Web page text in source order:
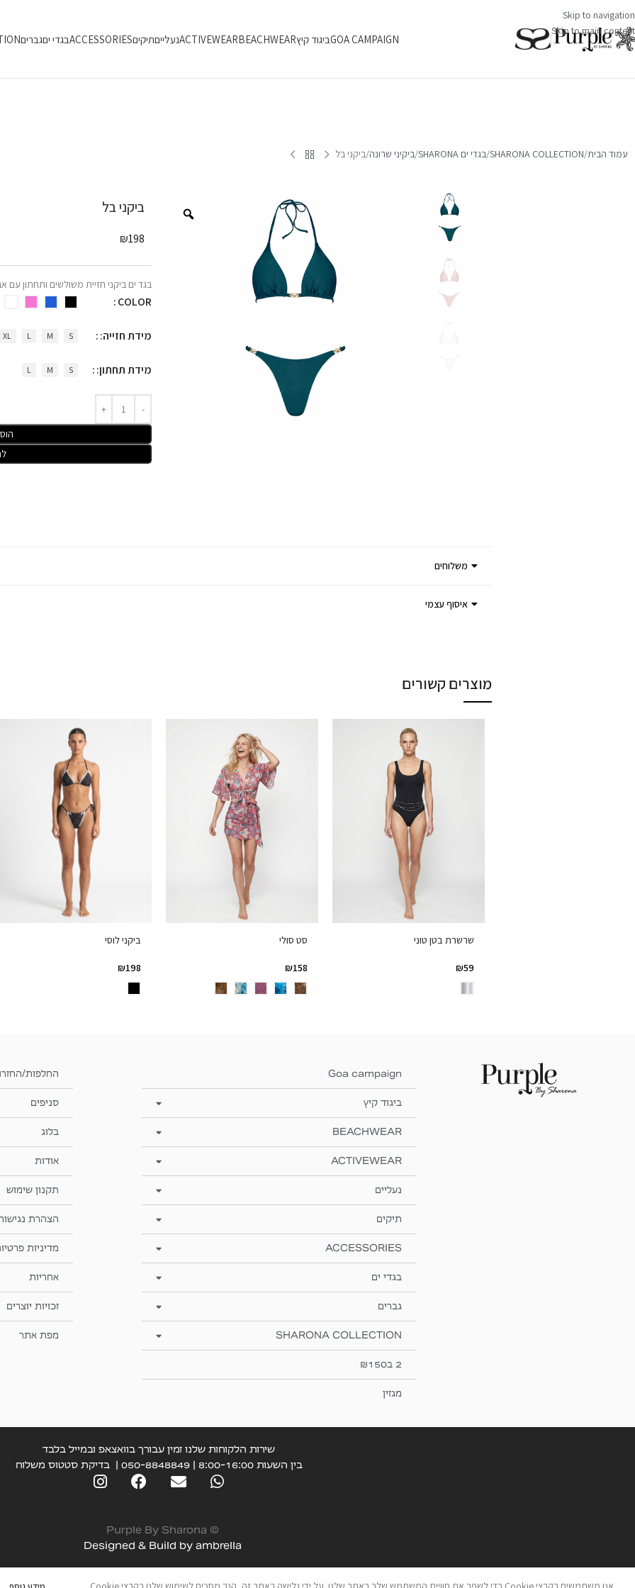
Skip to navigation
Skip to main content
GOA CAMPAIGNביגוד קיץBEACHWEAR
ACTIVEWEARנעלייםתיקיםACCESSORIESבגדי יםגברים
עמוד הבית SHARONA COLLECTION בגדי ים SHARONA ביקיני שרונה ביקני בל
ביקני בל
₪198
בגד ים ביקני חזיית משולשים ותחתון עם
COLOR
מידת חזייה: S
M
L
XL
מידת תחתון: S
M
L
משלוחים
איסוף עצמי
מוצרים קשורים
שרשרת בטן טוני
₪59
סט סולי
₪158
ביקני לוסי
₪198
Goa campaign
ביגוד קיץ
BEACHWEAR
ACTIVEWEAR
נעליים
תיקים
ACCESSORIES
בגדי ים
גברים
SHARONA COLLECTION
2 ב₪150
מגזין
החלפות/
סניפים
בלוג
אודות
תקנון שימוש
הצהרת
מדיניות
אחריות
זכויות יוצרים
מפת אתר
שירות הלקוחות שלנו זמין עבורך בוואצאפ ובמייל בלבד
בין השעות 8:00-16:00 | 050-8848849 |
בדיקת סטטוס משלוח
© Purple By Sharona
Designed & Build by ambrella